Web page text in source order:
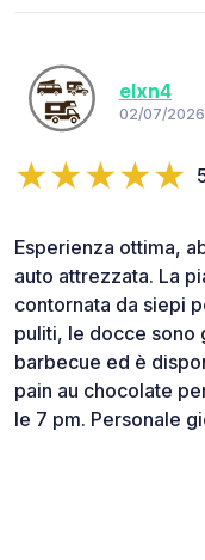
elxn4
02/07/2026
Esperienza ottima,
auto attrezzata. La
contornata da siepi
puliti, le docce sono
barbecue ed è
pain au chocolate
le 7 pm. Personale